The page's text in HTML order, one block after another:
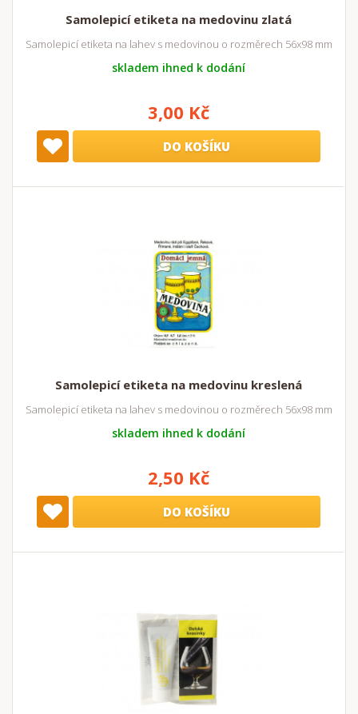
Samolepicí etiketa na medovinu zlatá
Samolepicí etiketa na lahev s medovinou o rozměrech 56x98 mm
skladem ihned k dodání
3,00 Kč
DO KOŠÍKU
Samolepicí etiketa na medovinu kreslená
Samolepicí etiketa na lahev s medovinou o rozměrech 56x98 mm
skladem ihned k dodání
2,50 Kč
DO KOŠÍKU